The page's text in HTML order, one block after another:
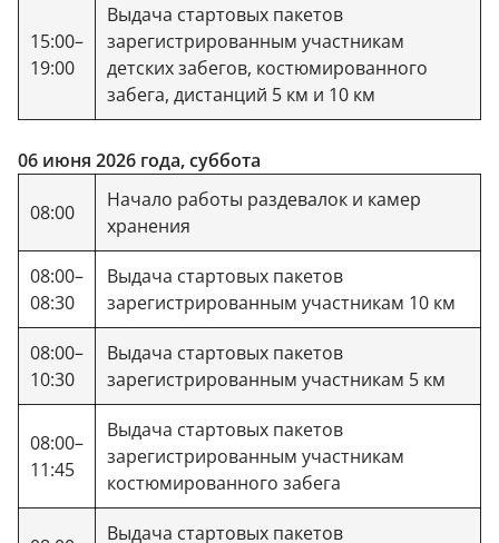
15:00–
19:00
Выдача стартовых пакетов
зарегистрированным участникам
детских забегов, костюмированного
забега, дистанций 5 км и 10 км
06 июня 2026 года, суббота
08:00
Начало работы раздевалок и камер
хранения
08:00–
08:30
Выдача стартовых пакетов
зарегистрированным участникам 10 км
08:00–
10:30
Выдача стартовых пакетов
зарегистрированным участникам 5 км
08:00–
11:45
Выдача стартовых пакетов
зарегистрированным участникам
костюмированного забега
Выдача стартовых пакетов